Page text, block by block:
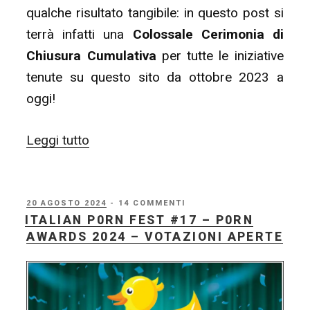
qualche risultato tangibile: in questo post si
terrà infatti una Colossale Cerimonia di
Chiusura Cumulativa per tutte le iniziative
tenute su questo sito da ottobre 2023 a
oggi!
Leggi tutto
Chiusura
Cumulativa
(CCCC)
2024”
PUBBLICATO
IL
20 AGOSTO 2024 - 14 COMMENTI
ITALIAN P0RN FEST #17 – P0RN
AWARDS 2024 – VOTAZIONI APERTE